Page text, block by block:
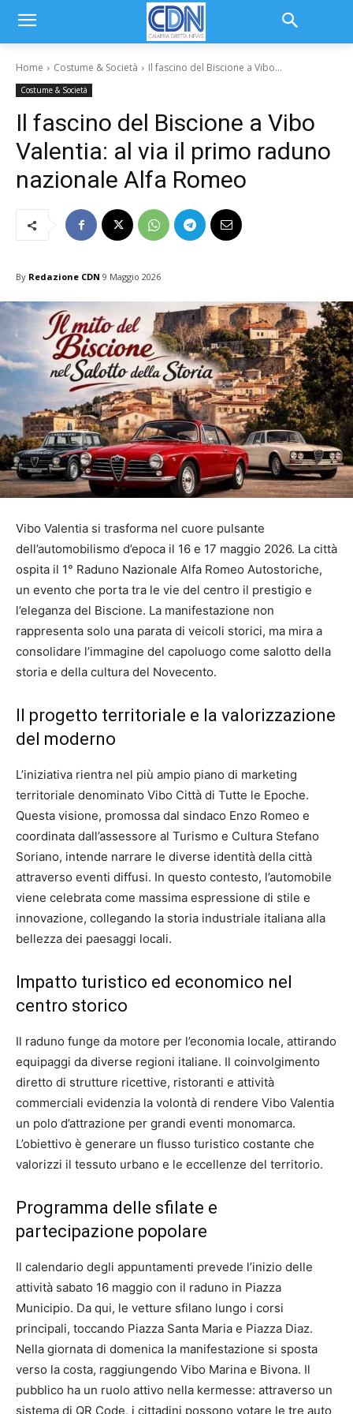
Home Costume & Società Il fascino del Biscione a Vibo...
Costume & Società
Il fascino del Biscione a Vibo
Valentia: al via il primo raduno
nazionale Alfa Romeo
By Redazione CDN 9 Maggio 2026
Vibo Valentia si trasforma nel cuore pulsante
dell’automobilismo d’epoca il 16 e 17 maggio 2026. La città
ospita il 1° Raduno Nazionale Alfa Romeo Autostoriche,
un evento che porta tra le vie del centro il prestigio e
l’eleganza del Biscione. La manifestazione non
rappresenta solo una parata di veicoli storici, ma mira a
consolidare l’immagine del capoluogo come salotto della
storia e della cultura del Novecento.
Il progetto territoriale e la valorizzazione
del moderno
L’iniziativa rientra nel più ampio piano di marketing
territoriale denominato Vibo Città di Tutte le Epoche.
Questa visione, promossa dal sindaco Enzo Romeo e
coordinata dall’assessore al Turismo e Cultura Stefano
Soriano, intende narrare le diverse identità della città
attraverso eventi diffusi. In questo contesto, l’automobile
viene celebrata come massima espressione di stile e
innovazione, collegando la storia industriale italiana alla
bellezza dei paesaggi locali.
Impatto turistico ed economico nel
centro storico
Il raduno funge da motore per l’economia locale, attirando
equipaggi da diverse regioni italiane. Il coinvolgimento
diretto di strutture ricettive, ristoranti e attività
commerciali evidenzia la volontà di rendere Vibo Valentia
un polo d’attrazione per grandi eventi monomarca.
L’obiettivo è generare un flusso turistico costante che
valorizzi il tessuto urbano e le eccellenze del territorio.
Programma delle sfilate e
partecipazione popolare
Il calendario degli appuntamenti prevede l’inizio delle
attività sabato 16 maggio con il raduno in Piazza
Municipio. Da qui, le vetture sfilano lungo i corsi
principali, toccando Piazza Santa Maria e Piazza Diaz.
Nella giornata di domenica la manifestazione si sposta
verso la costa, raggiungendo Vibo Marina e Bivona. Il
pubblico ha un ruolo attivo nella kermesse: attraverso un
sistema di QR Code, i cittadini possono votare le tre auto